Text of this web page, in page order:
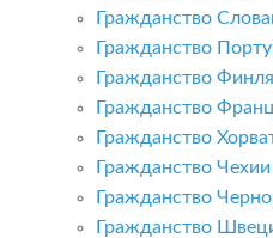
Гражданство
Гражданство
Гражданство
Гражданство
Гражданство
Гражданство Чехии
Гражданство
Гражданство